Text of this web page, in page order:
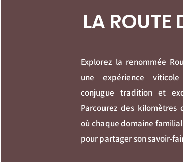
LA ROUTE
Explorez la renommée
une expérience
conjugue tradition et
Parcourez des kilomètres
où chaque domaine
pour partager son savoir-